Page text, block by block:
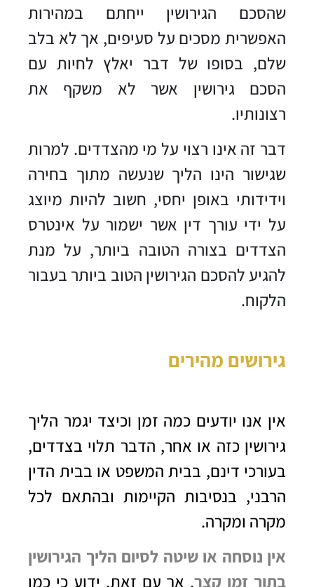
שהסכם הגירושין ייחתם במהירות
האפשרית מסכים על סעיפים, אך לא בלב
שלם, בסופו של דבר יאלץ לחיות עם
הסכם גירושין אשר לא משקף את
רצונותיו.
דבר זה אינו רצוי על מי מהצדדים. למרות
שגישור הינו הליך שנעשה מתוך בחירה
וידידותי באופן יחסי, חשוב להיות מיוצג
על ידי עורך דין אשר ישמור על אינטרס
הצדדים בצורה הטובה ביותר, על מנת
להגיע להסכם הגירושין הטוב ביותר בעבור
הלקוח.
גירושים מהירים
אין אנו יודעים כמה זמן וכיצד יגמר הליך
גירושין כזה או אחר, הדבר תלוי בצדדים,
בעורכי דינם, בבית המשפט או בבית הדין
הרבני, בנסיבות הקיימות ובהתאם לכל
מקרה ומקרה.
אין נוסחה או שיטה לסיום הליך הגירושין
בתוך זמן קצר. אך עם זאת, ידוע כי כמו